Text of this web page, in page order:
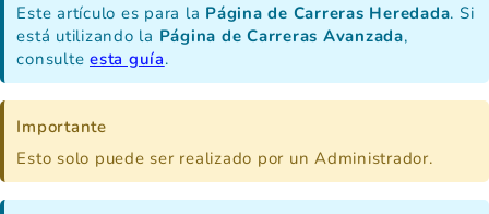
Este artículo es para la Página de Carreras Heredada. Si
está utilizando la Página de Carreras Avanzada,
consulte esta guía.
Importante
Esto solo puede ser realizado por un Administrador.